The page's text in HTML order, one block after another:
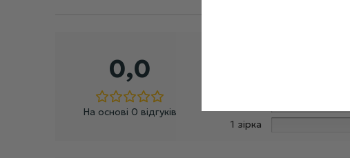
0,0
На основі 0 відгуків
1 зірка